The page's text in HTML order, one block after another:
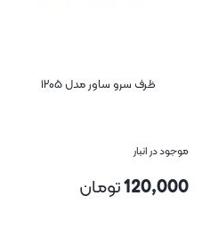
سرو ساور مدل ۱۲۰۵
تومان
ظرف
موجود در